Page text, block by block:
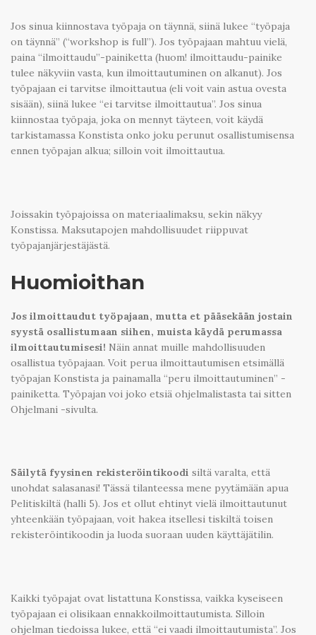
Jos sinua kiinnostava työpaja on täynnä, siinä lukee “työpaja
on täynnä” (“workshop is full”). Jos työpajaan mahtuu vielä,
paina “ilmoittaudu”-painiketta (huom! ilmoittaudu-painike
tulee näkyviin vasta, kun ilmoittautuminen on alkanut). Jos
työpajaan ei tarvitse ilmoittautua (eli voit vain astua ovesta
sisään), siinä lukee “ei tarvitse ilmoittautua”. Jos sinua
kiinnostaa työpaja, joka on mennyt täyteen, voit käydä
tarkistamassa Konstista onko joku perunut osallistumisensa
ennen työpajan alkua; silloin voit ilmoittautua.
Joissakin työpajoissa on materiaalimaksu, sekin näkyy
Konstissa. Maksutapojen mahdollisuudet riippuvat
työpajanjärjestäjästä.
Huomioithan
Jos ilmoittaudut työpajaan, mutta et pääsekään jostain
syystä osallistumaan siihen, muista käydä perumassa
ilmoittautumisesi! Näin annat muille mahdollisuuden
osallistua työpajaan. Voit perua ilmoittautumisen etsimällä
työpajan Konstista ja painamalla “peru ilmoittautuminen” -
painiketta. Työpajan voi joko etsiä ohjelmalistasta tai sitten
Ohjelmani -sivulta.
Säilytä fyysinen rekisteröintikoodi siltä varalta, että
unohdat salasanasi! Tässä tilanteessa mene pyytämään apua
Pelitiskiltä (halli 5). Jos et ollut ehtinyt vielä ilmoittautunut
yhteenkään työpajaan, voit hakea itsellesi tiskiltä toisen
rekisteröintikoodin ja luoda suoraan uuden käyttäjätilin.
Kaikki työpajat ovat listattuna Konstissa, vaikka kyseiseen
työpajaan ei olisikaan ennakkoilmoittautumista. Silloin
ohjelman tiedoissa lukee, että “ei vaadi ilmoittautumista”. Jos